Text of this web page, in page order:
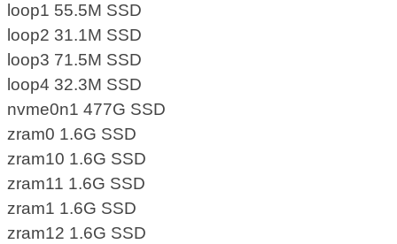
loop1 55.5M SSD
loop2 31.1M SSD
loop3 71.5M SSD
loop4 32.3M SSD
nvme0n1 477G SSD
zram0 1.6G SSD
zram10 1.6G SSD
zram11 1.6G SSD
zram1 1.6G SSD
zram12 1.6G SSD